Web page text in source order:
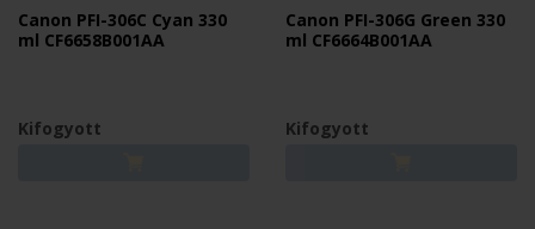
Canon PFI-306C Cyan 330
ml CF6658B001AA
Kifogyott
Canon PFI-306G Green 330
ml CF6664B001AA
Kifogyott